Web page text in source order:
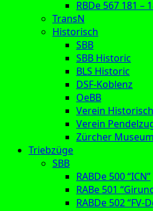
RBDe 567 181 –
TransN
Historisch
SBB
SBB Historic
BLS Historic
DSF-Koblenz
OeBB
Verein
Verein
Zürcher
Triebzüge
SBB
RABDe 500 “ICN”
RABe 501
RABDe 502 “FV-